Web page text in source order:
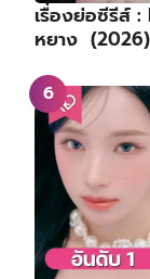
เรื่องย่อซีรีส์
หยาง (2026)